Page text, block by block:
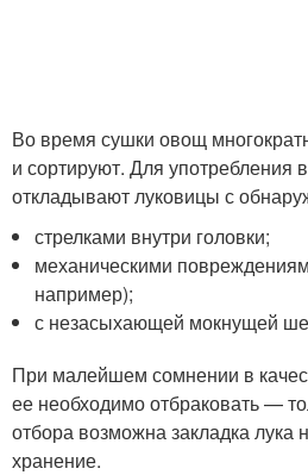
Во время сушки овощ
и сортируют. Для
откладывают луковицы с
стрелками внутри головки;
механическими
например);
с незасыхающей мокнущей
При малейшем сомнении в
ее необходимо отбраковать —
отбора возможна закладка лука
хранение.